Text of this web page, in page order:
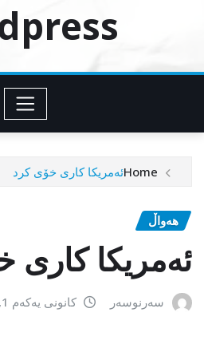
Homeئەمریکا کاری خۆی کرد
هەواڵ
ئەمریکا کاری
سەرنوسەر کانونی یەکەم 1, 2025